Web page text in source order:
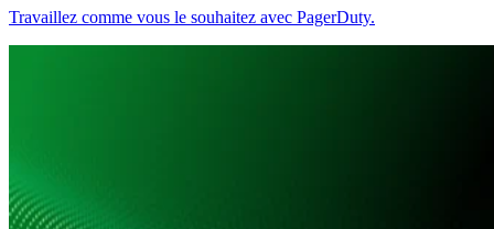
Travaillez comme vous le souhaitez avec PagerDuty.